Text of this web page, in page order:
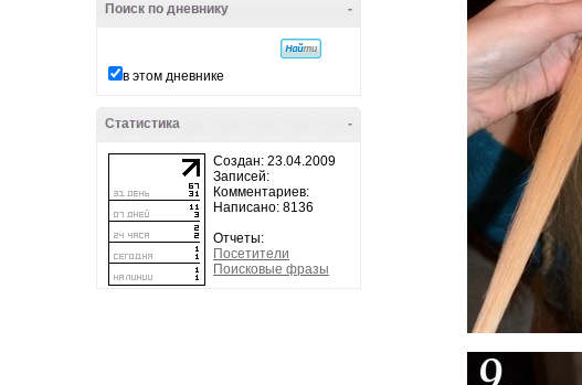
-
Поиск по дневнику
в этом дневнике
-
Статистика
Создан: 23.04.2009
Записей:
Комментариев:
Написано: 8136
Отчеты:
Посетители
Поисковые фразы